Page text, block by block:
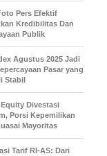
Pers Efektif
Kredibilitas Dan
Publik
Agustus 2025 Jadi
Pasar yang
Stabil
Divestasi
Porsi Kepemilikan
Mayoritas
Tarif RI-AS: Dari